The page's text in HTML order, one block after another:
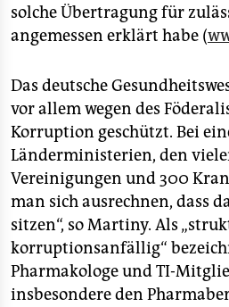
solche Übertragung für
angemessen erklärt habe (
Das deutsche
vor allem wegen des
Korruption geschützt. Bei
Länderministerien, den
Vereinigungen und 300
man sich ausrechnen, dass
sitzen“, so Martiny. Als
korruptionsanfällig“
Pharmakologe und TI-
insbesondere den